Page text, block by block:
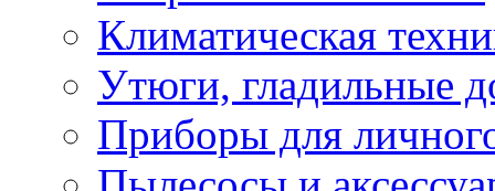
Климатическая
Утюги, гладильные
Приборы для